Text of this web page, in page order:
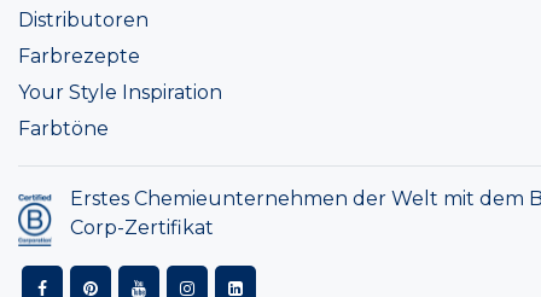
Distributoren
Farbrezepte
Your Style Inspiration
Farbtöne
Erstes Chemieunternehmen der Welt mit dem
Corp-Zertifikat